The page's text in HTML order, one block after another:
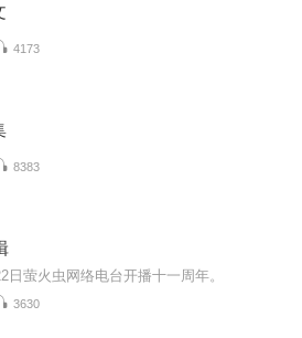
4173
8383
日萤火虫网络电台开播十一周年。
3630